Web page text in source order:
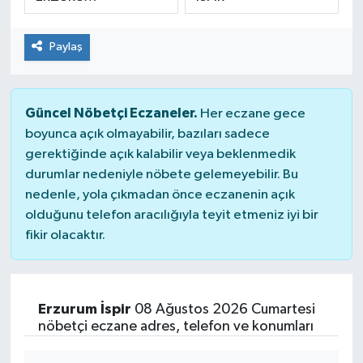
Paylaş
Güncel Nöbetçi Eczaneler. Her eczane gece
boyunca açık olmayabilir, bazıları sadece
gerektiğinde açık kalabilir veya beklenmedik
durumlar nedeniyle nöbete gelemeyebilir. Bu
nedenle, yola çıkmadan önce eczanenin açık
olduğunu telefon aracılığıyla teyit etmeniz iyi bir
fikir olacaktır.
Erzurum İspir 08 Ağustos 2026 Cumartesi
nöbetçi eczane adres, telefon ve konumları